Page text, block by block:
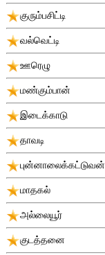
குரும்பசிட்டி
வல்வெட்டி
ஊரெழு
மண்கும்பான்
இடைக்காடு
தாவடி
புன்னாலைக்கட்டுவன்
மாதகல்
அல்லையூர்
குடத்தனை